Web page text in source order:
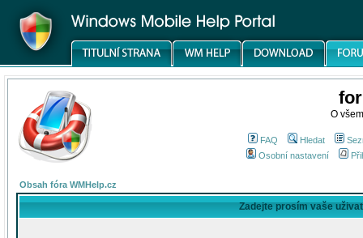
O
FAQ Hledat
Osobní nastavení
Obsah fóra WMHelp.cz
Zadejte prosím vaše